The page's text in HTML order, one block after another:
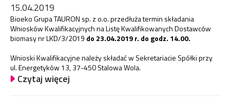
15.04.2019
Bioeko Grupa TAURON sp. z o.o. przedłuża termin składania
Wniosków Kwalifikacyjnych na Listę Kwalifikowanych Dostawców
biomasy nr LKD/3/2019 do 23.04.2019 r. do godz. 14.00.
Wnioski Kwalifikacyjne należy składać w Sekretariacie Spółki przy
ul. Energetyków 13, 37-450 Stalowa Wola.
Czytaj więcej